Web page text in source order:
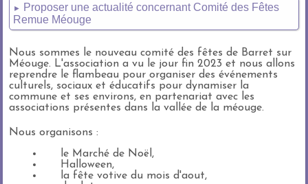
►
Proposer une actualité concernant Comité des Fêtes
Remue Méouge
Nous sommes le nouveau comité des fêtes de Barret sur
Méouge. L'association a vu le jour fin 2023 et nous allons
reprendre le flambeau pour organiser des événements
culturels, sociaux et éducatifs pour dynamiser la
commune et ses environs, en partenariat avec les
associations présentes dans la vallée de la méouge.
Nous organisons :
le Marché de Noël,
Halloween,
la fête votive du mois d'aout,